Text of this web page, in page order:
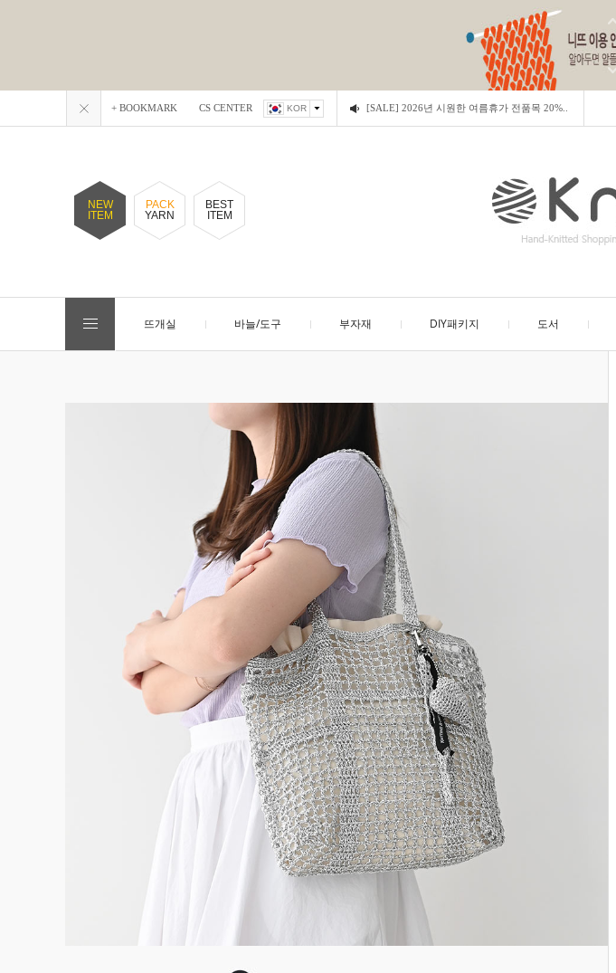
+ BOOKMARK CS CENTER KOR [SALE] 2026년 시원한 여름휴가 전품목 20%..
NEW
ITEM
PACK
YARN
BEST
ITEM
뜨개실 바늘/도구 부자재 DIY패키지 도서